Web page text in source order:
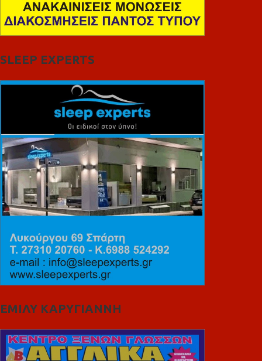
SLEEP EXPERTS
ΕΜΙΛΥ ΚΑΡΥΓΙΑΝΝΗ